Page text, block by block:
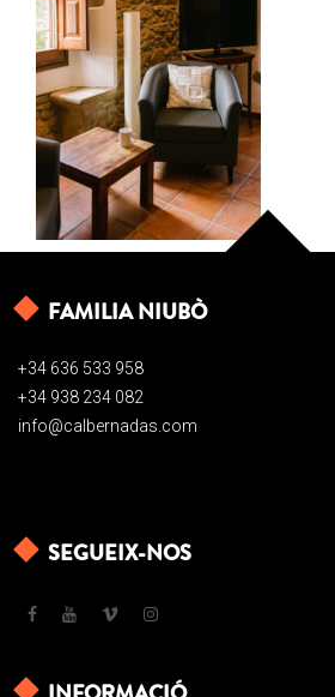
FAMILIA NIUBÒ
+34 636 533 958
+34 938 234 082
info@calbernadas.com
SEGUEIX-NOS